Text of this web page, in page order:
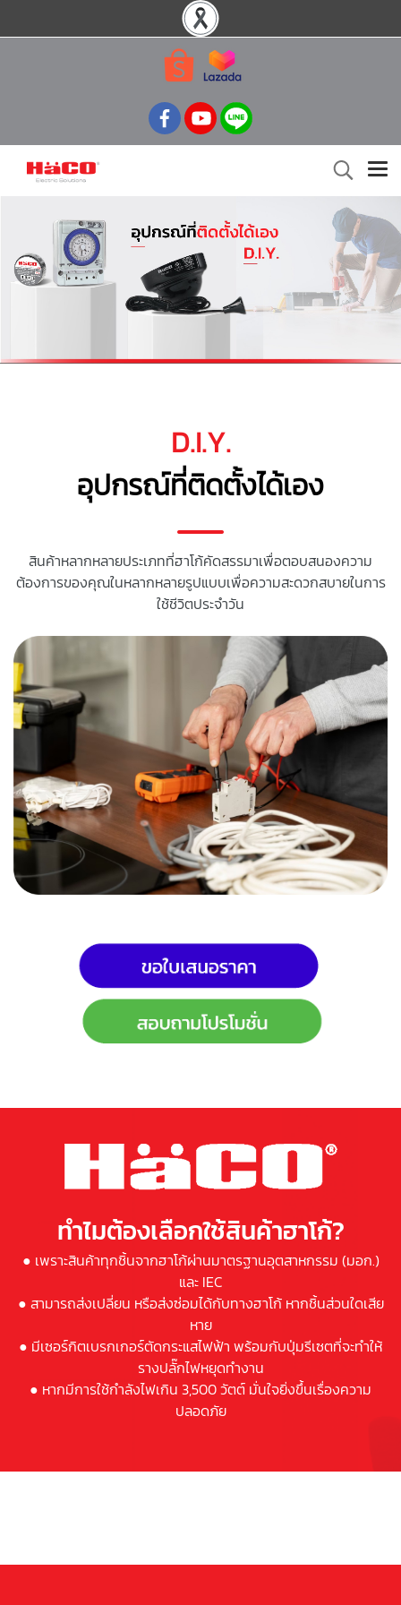
D.I.Y.
อุปกรณ์ที่ติดตั้งได้เอง
สินค้าหลากหลายประเภทที่ฮาโก้คัดสรรมาเพื่อตอบสนองความ
ต้องการของคุณในหลากหลายรูปแบบเพื่อความสะดวกสบายในการ
ใช้ชีวิตประจำวัน
ทำไมต้องเลือกใช้สินค้าฮาโก้?
● เพราะสินค้าทุกชิ้นจากฮาโก้ผ่านมาตรฐานอุตสาหกรรม (มอก.)
และ IEC
● สามารถส่งเปลี่ยน หรือส่งซ่อมได้กับทางฮาโก้ หากชิ้นส่วนใดเสีย
หาย
● มีเซอร์กิตเบรกเกอร์ตัดกระแสไฟฟ้า พร้อมกับปุ่มรีเซตที่จะทำให้
รางปลั๊กไฟหยุดทำงาน
● หากมีการใช้กำลังไฟเกิน 3,500 วัตต์ มั่นใจยิ่งขึ้นเรื่องความ
ปลอดภัย